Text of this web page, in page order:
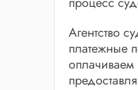
Агентство
платежные